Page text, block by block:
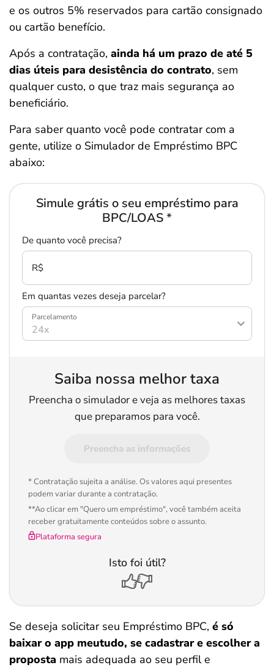
e os outros 5% reservados para cartão consignado
ou cartão benefício.
Após a contratação, ainda há um prazo de até 5
dias úteis para desistência do contrato, sem
qualquer custo, o que traz mais segurança ao
beneficiário.
Para saber quanto você pode contratar com a
gente, utilize o Simulador de Empréstimo BPC
abaixo:
Simule grátis o seu empréstimo para
BPC/LOAS*
De quanto você precisa?
R$
Em quantas vezes deseja parcelar?
Parcelamento
Saiba nossa melhor taxa
Preencha o simulador e veja as melhores taxas
que preparamos para você.
Preencha as informações
* Contratação sujeita a análise. Os valores aqui presentes
podem variar durante a contratação.
**Ao clicar em "Quero um empréstimo", você também aceita
receber gratuitamente conteúdos sobre o assunto.
Plataforma segura
Isto foi útil?
Se deseja solicitar seu Empréstimo BPC, é só
baixar o app meutudo, se cadastrar e escolher a
proposta mais adequada ao seu perfil e